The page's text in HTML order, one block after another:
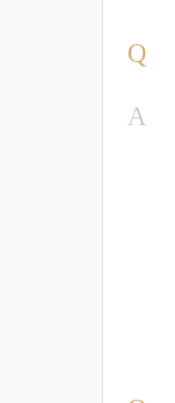
Q
A